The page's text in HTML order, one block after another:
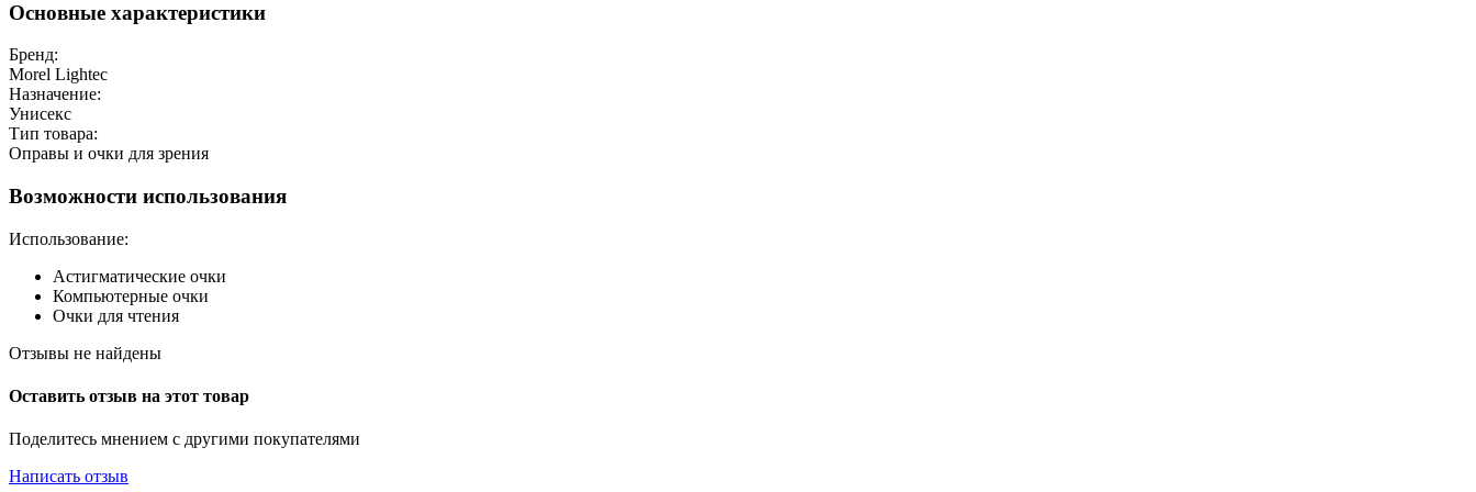
Основные характеристики
Бренд:
Morel Lightec
Назначение:
Унисекс
Тип товара:
Оправы и очки для зрения
Возможности использования
Использование:
Астигматические очки
Компьютерные очки
Очки для чтения
Отзывы не найдены
Оставить отзыв на этот товар
Поделитесь мнением с другими покупателями
Написать отзыв